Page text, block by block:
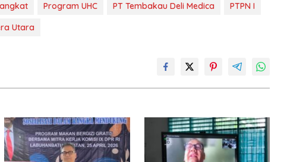
Program UHC PT Tembakau Deli Medica
PTPN I
Utara